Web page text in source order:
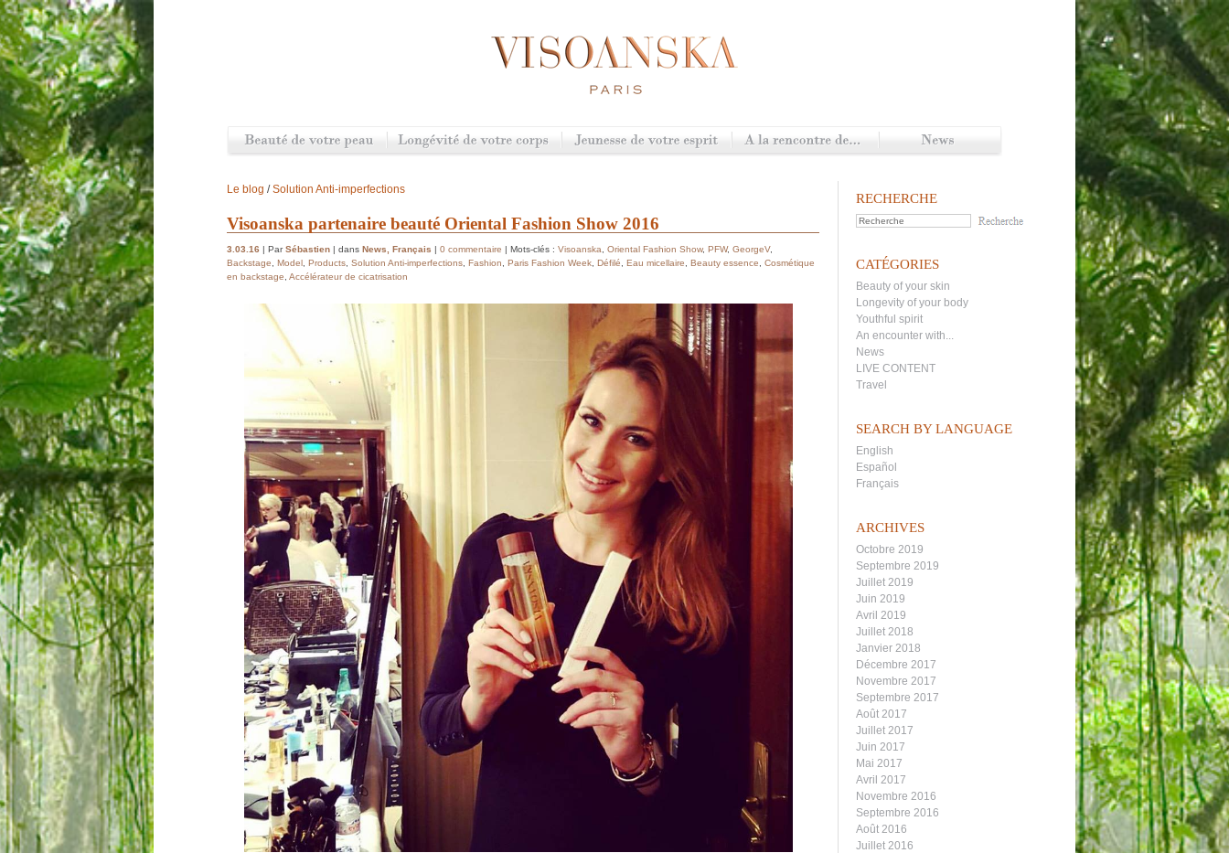
RECHERCHE
CATÉGORIES
Beauty of your skin
Longevity of your body
Youthful spirit
An encounter with...
News
LIVE CONTENT
Travel
SEARCH BY LANGUAGE
English
Español
Français
ARCHIVES
Octobre 2019
Septembre 2019
Juillet 2019
Juin 2019
Avril 2019
Juillet 2018
Janvier 2018
Décembre 2017
Novembre 2017
Septembre 2017
Août 2017
Juillet 2017
Juin 2017
Mai 2017
Avril 2017
Novembre 2016
Septembre 2016
Août 2016
Juillet 2016
Le blog /Solution Anti-imperfections
Visoanska partenaire beauté Oriental Fashion Show 2016
3.03.16 | ParSébastien | dans News, Français | 0 commentaire | Mots-clés : Visoanska, Oriental Fashion Show, PFW, GeorgeV,
Backstage, Model, Products, Solution Anti-imperfections, Fashion, Paris Fashion Week, Défilé, Eau micellaire, Beauty essence, Cosmétique
en backstage, Accélérateur de cicatrisation